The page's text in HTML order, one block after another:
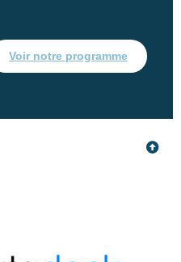
Voir notre programme